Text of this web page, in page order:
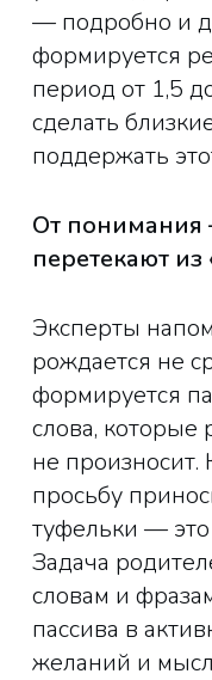
— подробно и
формируется
период от 1,5
сделать
поддержать
От понимания
перетекают из
Эксперты
рождается не
формируется
слова,
не произносит.
просьбу
туфельки —
Задача
словам и
пассива в
желаний и